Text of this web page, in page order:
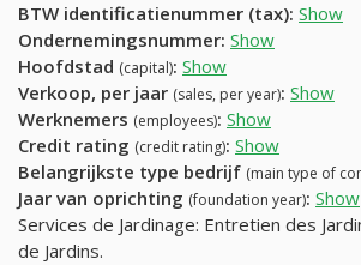
BTW identificatienummer (tax): Show
Ondernemingsnummer: Show
Hoofdstad (capital): Show
Verkoop, per jaar (sales, per year): Show
Werknemers (employees): Show
Credit rating (credit rating): Show
Belangrijkste type bedrijf (main type of
Jaar van oprichting (foundation year): Show
Services de Jardinage: Entretien des
de Jardins.